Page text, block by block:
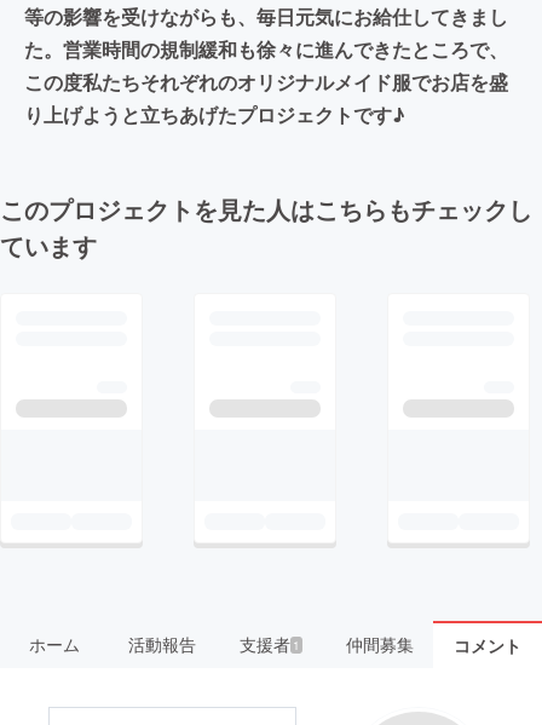
等の影響を受けながらも、毎日元気にお給仕してきまし
た。営業時間の規制緩和も徐々に進んできたところで、
この度私たちそれぞれのオリジナルメイド服でお店を盛
り上げようと立ちあげたプロジェクトです♪
このプロジェクトを見た人はこちらもチェックし
ています
ホーム 活動報告 支援者 1 仲間募集 コメント